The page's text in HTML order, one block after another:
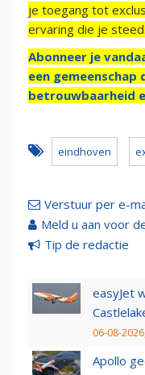
je toegang tot
ervaring die je
Abonneer je
een
betrouwbaarheid
eindhoven
Verstuur per e-
Meld u aan voor
Tip de redactie
easyJet
06-08-
Apollo